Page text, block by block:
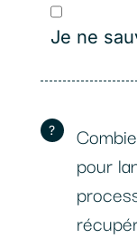
Je ne
?
pour